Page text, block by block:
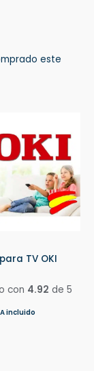
este
TV OKI
con 4.92 de 5
incluido